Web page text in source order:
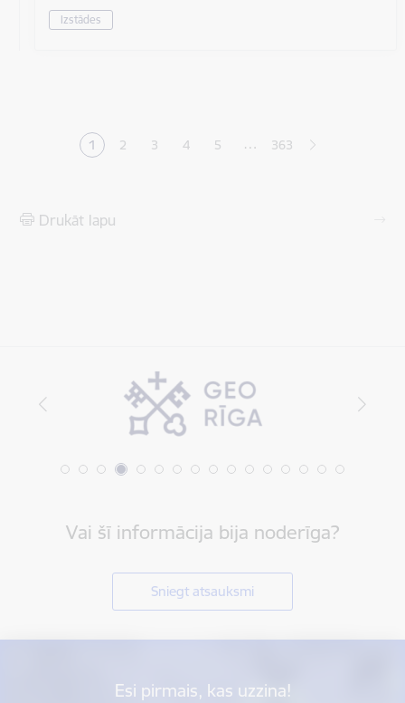
Izstādes
Pašreizējā lapa
1 Lapa
2 Lapa
3 Lapa
4 Lapa
5 … 363
Drukāt lapu
Vai šī informācija bija noderīga?
Sniegt atsauksmi
Esi pirmais, kas uzzina!